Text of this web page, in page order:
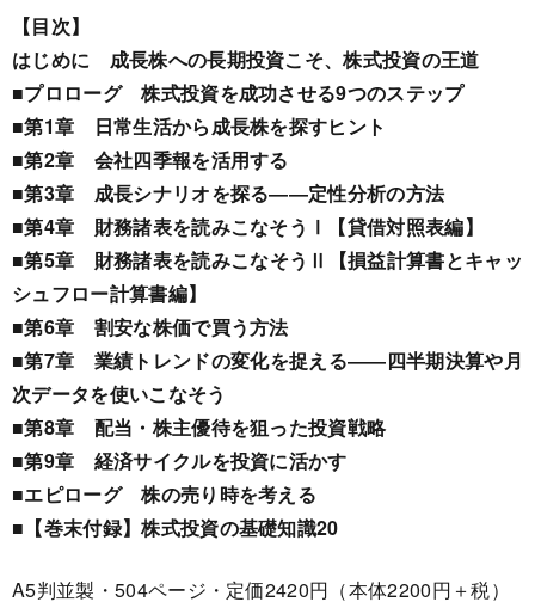
【目次】
はじめに 成長株への長期投資こそ、株式投資の王道
■プロローグ 株式投資を成功させる9つのステップ
■第1章 日常生活から成長株を探すヒント
■第2章 会社四季報を活用する
■第3章 成長シナリオを探る――定性分析の方法
■第4章 財務諸表を読みこなそうⅠ【貸借対照表編】
■第5章 財務諸表を読みこなそうⅡ【損益計算書とキャッ
シュフロー計算書編】
■第6章 割安な株価で買う方法
■第7章 業績トレンドの変化を捉える――四半期決算や月
次データを使いこなそう
■第8章 配当・株主優待を狙った投資戦略
■第9章 経済サイクルを投資に活かす
■エピローグ 株の売り時を考える
■【巻末付録】株式投資の基礎知識20
A5判並製・504ページ・定価2420円（本体2200円＋税）